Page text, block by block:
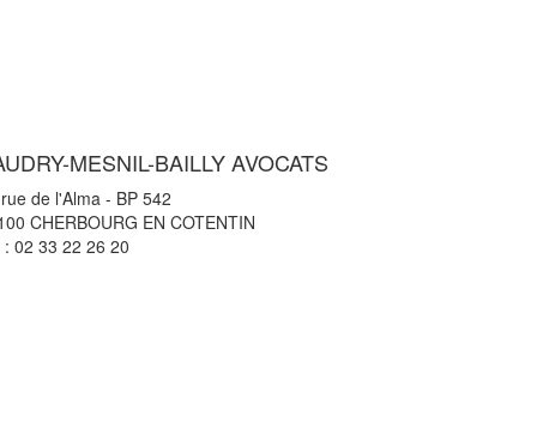
MESNIL-BAILLY AVOCATS
de l'Alma - BP 542
CHERBOURG EN COTENTIN
: 02 33 22 26 20